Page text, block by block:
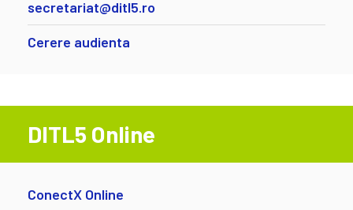
secretariat@ditl5.ro
Cerere audienta
DITL5 Online
ConectX Online